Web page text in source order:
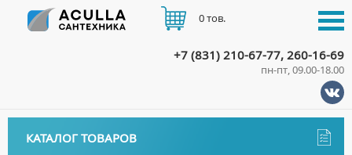
КАТАЛОГ ТОВАРОВ
+7 (831) 210-67-77, 260-16-69
пн-пт, 09.00-18.00
0 тов.